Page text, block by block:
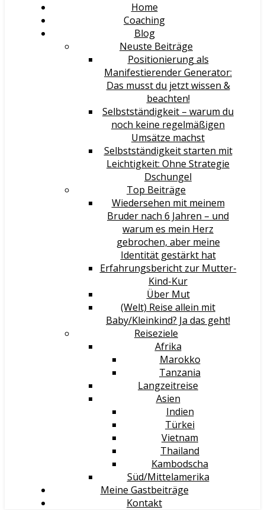
Home
Coaching
Blog
Neuste Beiträge
Positionierung als
Manifestierender Generator:
Das musst du jetzt wissen &
beachten!
Selbstständigkeit – warum du
noch keine regelmäßigen
Umsätze machst
Selbstständigkeit starten mit
Leichtigkeit: Ohne Strategie
Dschungel
Top Beiträge
Wiedersehen mit meinem
Bruder nach 6 Jahren – und
warum es mein Herz
gebrochen, aber meine
Identität gestärkt hat
Erfahrungsbericht zur Mutter-
Kind-Kur
Über Mut
(Welt) Reise allein mit
Baby/Kleinkind? Ja das geht!
Reiseziele
Afrika
Marokko
Tanzania
Langzeitreise
Asien
Indien
Türkei
Vietnam
Thailand
Kambodscha
Süd/Mittelamerika
Meine Gastbeiträge
Kontakt